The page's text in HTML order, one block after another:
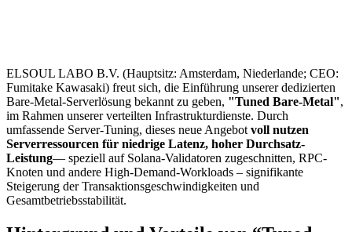
ELSOUL LABO B.V. (Hauptsitz: Amsterdam, Niederlande; CEO:
Fumitake Kawasaki) freut sich, die Einführung unserer dedizierten
Bare-Metal-Serverlösung bekannt zu geben, "Tuned Bare-Metal",
im Rahmen unserer verteilten Infrastrukturdienste. Durch
umfassende Server-Tuning, dieses neue Angebot voll nutzen
Serverressourcen für niedrige Latenz, hoher Durchsatz-
Leistung— speziell auf Solana-Validatoren zugeschnitten, RPC-
Knoten und andere High-Demand-Workloads – signifikante
Steigerung der Transaktionsgeschwindigkeiten und
Gesamtbetriebsstabilität.